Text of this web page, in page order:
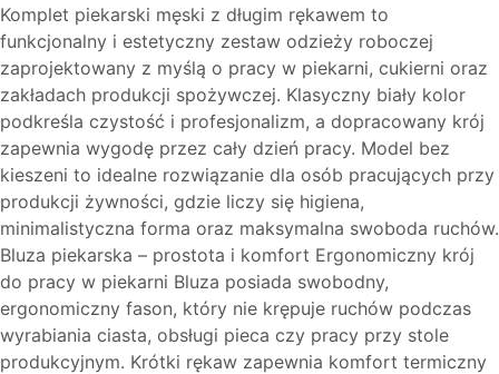
Komplet piekarski męski z długim rękawem to
funkcjonalny i estetyczny zestaw odzieży roboczej
zaprojektowany z myślą o pracy w piekarni, cukierni oraz
zakładach produkcji spożywczej. Klasyczny biały kolor
podkreśla czystość i profesjonalizm, a dopracowany krój
zapewnia wygodę przez cały dzień pracy. Model bez
kieszeni to idealne rozwiązanie dla osób pracujących przy
produkcji żywności, gdzie liczy się higiena,
minimalistyczna forma oraz maksymalna swoboda ruchów.
Bluza piekarska – prostota i komfort Ergonomiczny krój
do pracy w piekarni Bluza posiada swobodny,
ergonomiczny fason, który nie krępuje ruchów podczas
wyrabiania ciasta, obsługi pieca czy pracy przy stole
produkcyjnym. Krótki rękaw zapewnia komfort termiczny